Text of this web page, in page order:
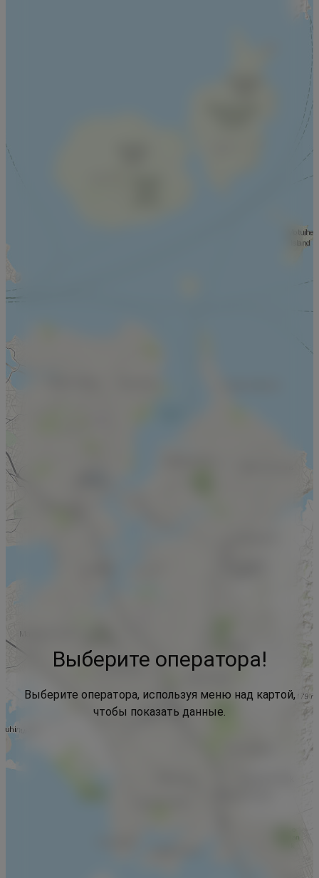
Выберите оператора!
Выберите оператора, используя меню над картой,
чтобы показать данные.